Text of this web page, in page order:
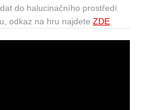
do halucinačního prostředí
odkaz na hru najdete ZDE